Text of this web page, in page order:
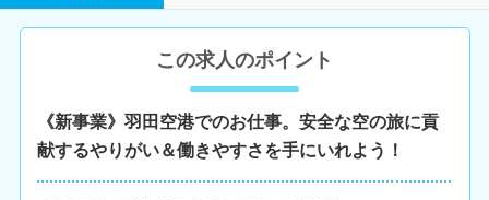
この求人のポイント
《新事業》羽田空港でのお仕事。安全な空の旅に貢
献するやりがい＆働きやすさを手にいれよう！